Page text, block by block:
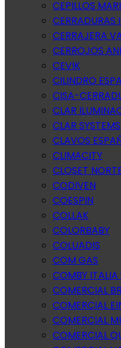
CEPILLOS
CERRADURAS
CERRAJERA
CERROJOS
CEVIK
CILINDRO
CISA-
CLAR
CLAR SYSTEMS
CLAVOS
CLIMACITY
CLOSET
CODIVEN
COESPIN
COLLAK
COLORBABY
COLUADIS
COM GAS
COMBY ITALIA
COMERCIAL
COMERCIAL
COMERCIAL
COMERCIAL